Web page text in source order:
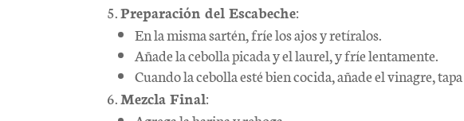
Preparación del Escabeche:
En la misma sartén, fríe los ajos y retíralos.
Añade la cebolla picada y el laurel, y fríe lentamente.
Cuando la cebolla esté bien cocida, añade el vinagre,
Mezcla Final: